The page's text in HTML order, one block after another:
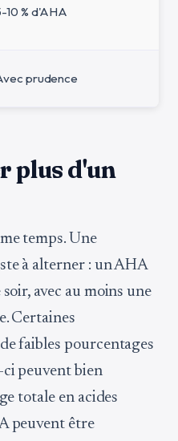
10 % d'AHA
prudence
plus d'un
temps. Une
à alterner : un AHA
avec au moins une
Certaines
faibles pourcentages
peuvent bien
totale en acides
peuvent être